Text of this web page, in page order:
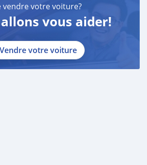
vendre votre voiture?
vous aider!
Vendre votre voiture